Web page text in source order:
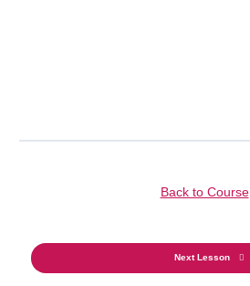
Back to Course
Next Lesson